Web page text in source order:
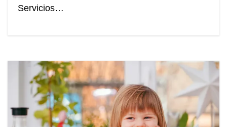
Servicios…